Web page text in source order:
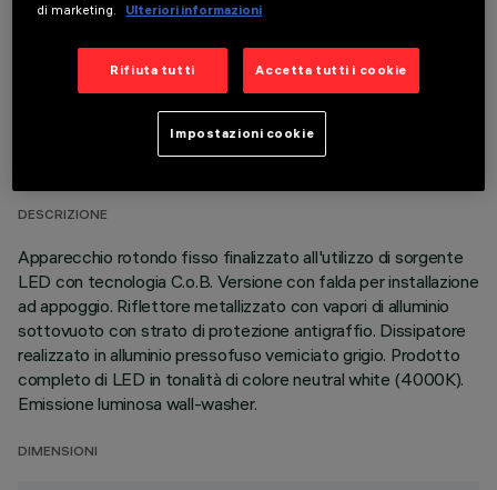
DATI TECNICI
ULTIMO AGGIORNAMENTO: 06/08/2026
DESCRIZIONE
Apparecchio rotondo fisso finalizzato all'utilizzo di sorgente
LED con tecnologia C.o.B. Versione con falda per installazione
ad appoggio. Riflettore metallizzato con vapori di alluminio
sottovuoto con strato di protezione antigraffio. Dissipatore
realizzato in alluminio pressofuso verniciato grigio. Prodotto
completo di LED in tonalità di colore neutral white (4000K).
Emissione luminosa wall-washer.
DIMENSIONI
di marketing.
Ulteriori informazioni
Rifiuta tutti Accetta tutti i cookie
Impostazioni cookie